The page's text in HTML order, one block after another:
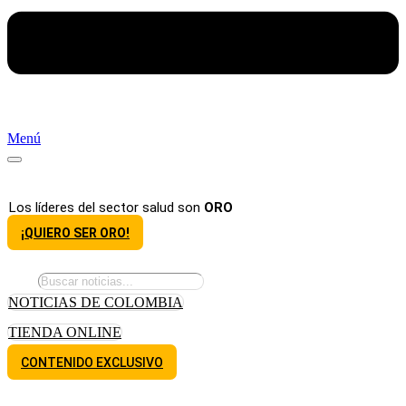
Menú
Los líderes del sector salud son ORO
¡QUIERO SER ORO!
NOTICIAS DE COLOMBIA
TIENDA ONLINE
CONTENIDO EXCLUSIVO